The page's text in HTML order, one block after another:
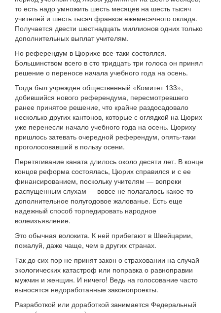
то есть надо умножить шесть месяцев на шесть тысяч
учителей и шесть тысяч франков ежемесячного оклада.
Получается двести шестнадцать миллионов одних только
дополнительных выплат учителям.
Но референдум в Цюрихе все-таки состоялся.
Большинством всего в сто тридцать три голоса он принял
решение о переносе начала учебного года на осень.
Тогда был учрежден общественный «Комитет 133»,
добившийся нового референдума, пересмотревшего
ранее принятое решение, что крайне раздосадовало
несколько других кантонов, которые с оглядкой на Цюрих
уже перенесли начало учебного года на осень. Цюриху
пришлось затевать очередной референдум, опять-таки
проголосовавший в пользу осени.
Перетягивание каната длилось около десяти лет. В конце
концов реформа состоялась, Цюрих справился и с ее
финансированием, поскольку учителям — вопреки
распущенным слухам — вовсе не полагалось какое-то
дополнительное полугодовое жалованье. Есть еще
надежный способ торпедировать народное
волеизъявление.
Это обычная волокита. К ней прибегают в Швейцарии,
пожалуй, даже чаще, чем в других странах.
Так до сих пор не принят закон о страховании на случай
экологических катастроф или поправка о равноправии
мужчин и женщин. И ничего! Ведь на голосование часто
выносятся недоработанные законопроекты.
Разработкой или доработкой занимается Федеральный